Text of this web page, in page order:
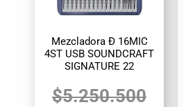
Mezcladora Ð 16MIC
4ST USB SOUNDCRAFT
SIGNATURE 22
$5.250.500